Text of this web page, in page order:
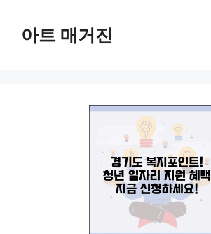
아트 매거진